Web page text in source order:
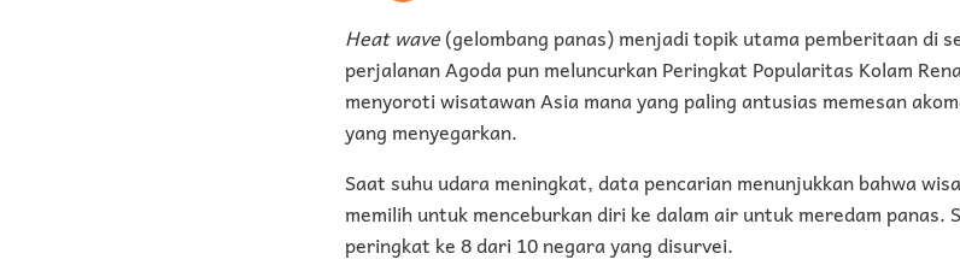
Heat wave(gelombang panas) menjadi topik utama pemberitaan di
perjalanan Agoda pun meluncurkan Peringkat Popularitas Kolam
menyoroti wisatawan Asia mana yang paling antusias memesan
yang menyegarkan.
Saat suhu udara meningkat, data pencarian menunjukkan bahwa
memilih untuk menceburkan diri ke dalam air untuk meredam panas.
peringkat ke 8 dari 10 negara yang disurvei.